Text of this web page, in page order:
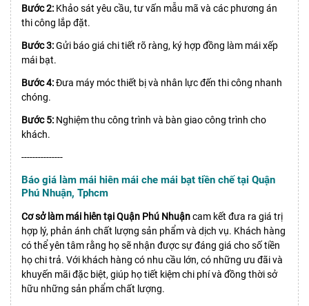
Bước 2: Khảo sát yêu cầu, tư vấn mẫu mã và các phương án
thi công lắp đặt.
Bước 3:Gửi báo giá chi tiết rõ ràng, ký hợp đồng làm mái xếp
mái bạt.
Bước 4:Đưa máy móc thiết bị và nhân lực đến thi công nhanh
chóng.
Bước 5: Nghiệm thu công trình và bàn giao công trình cho
khách.
---------------
Báo giá làm mái hiên mái che mái bạt tiền chế tại Quận
Phú Nhuận, Tphcm
Cơ sở làm mái hiên tại Quận Phú Nhuậncam kết đưa ra giá trị
hợp lý, phản ánh chất lượng sản phẩm và dịch vụ. Khách hàng
có thể yên tâm rằng họ sẽ nhận được sự đáng giá cho số tiền
họ chi trả. Với khách hàng có nhu cầu lớn, có những ưu đãi và
khuyến mãi đặc biệt, giúp họ tiết kiệm chi phí và đồng thời sở
hữu những sản phẩm chất lượng.